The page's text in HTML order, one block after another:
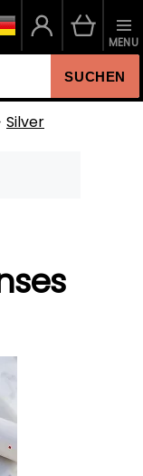
SUCHEN
MENU
Silver